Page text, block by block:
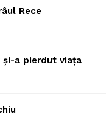
Rece
și-a pierdut viața